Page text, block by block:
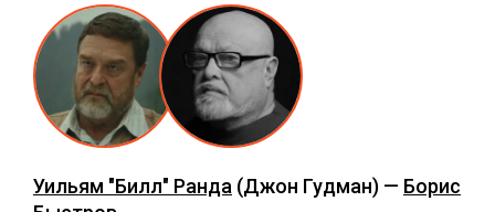
Уильям "Билл" Ранда (Джон Гудман) — Борис